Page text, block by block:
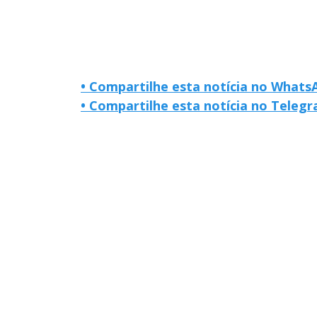
• Compartilhe esta notícia no
• Compartilhe esta notícia no